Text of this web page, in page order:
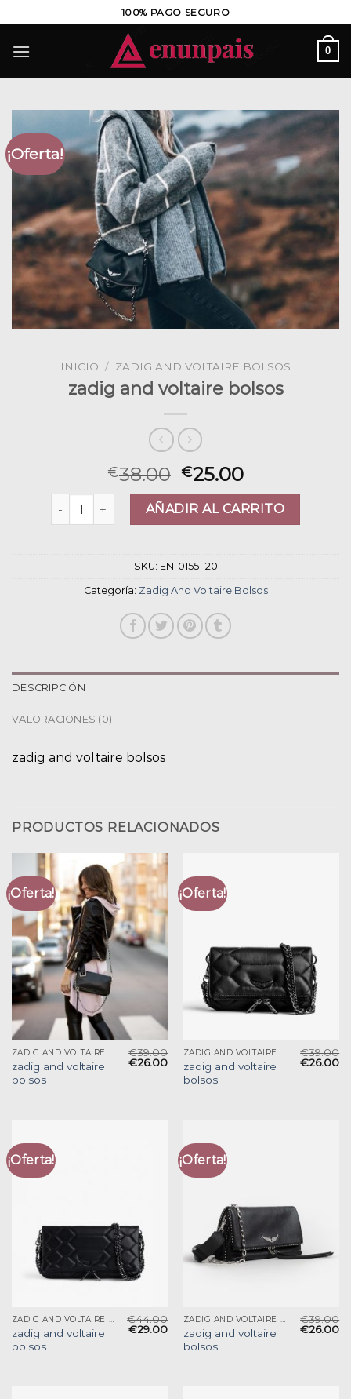
al
contenido
100% PAGO SEGURO
0
¡Oferta!
INICIO / ZADIG AND VOLTAIRE BOLSOS
zadig and voltaire bolsos
€38.00 €25.00
zadig and voltaire bolsos cantidad
AÑADIR AL CARRITO
SKU: EN-01551120
Categoría: Zadig And Voltaire Bolsos
DESCRIPCIÓN
VALORACIONES (0)
zadig and voltaire bolsos
PRODUCTOS RELACIONADOS
¡Oferta!
ZADIG AND VOLTAIRE BOLSOS
zadig and voltaire
bolsos
€39.00
€26.00
¡Oferta!
ZADIG AND VOLTAIRE BOLSOS
zadig and voltaire
bolsos
€39.00
€26.00
¡Oferta!
ZADIG AND VOLTAIRE BOLSOS
zadig and voltaire
bolsos
€44.00
€29.00
¡Oferta!
ZADIG AND VOLTAIRE BOLSOS
zadig and voltaire
bolsos
€39.00
€26.00